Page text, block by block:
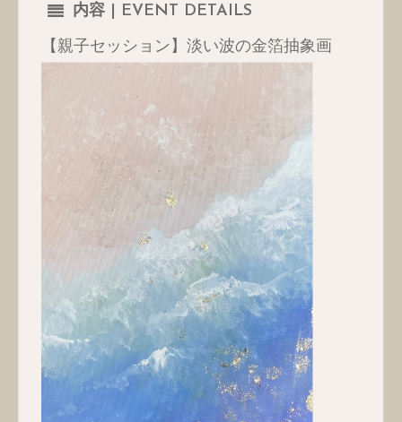
内容 | EVENT DETAILS
【親子セッション】淡い波の金箔抽象画